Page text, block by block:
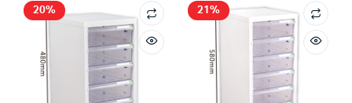
20% 21%